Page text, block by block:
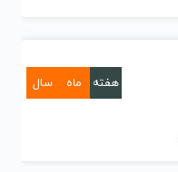
هفته ماه سال